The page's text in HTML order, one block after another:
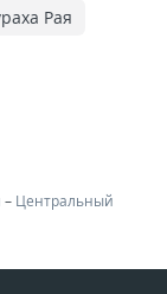
Рая
– Центральный